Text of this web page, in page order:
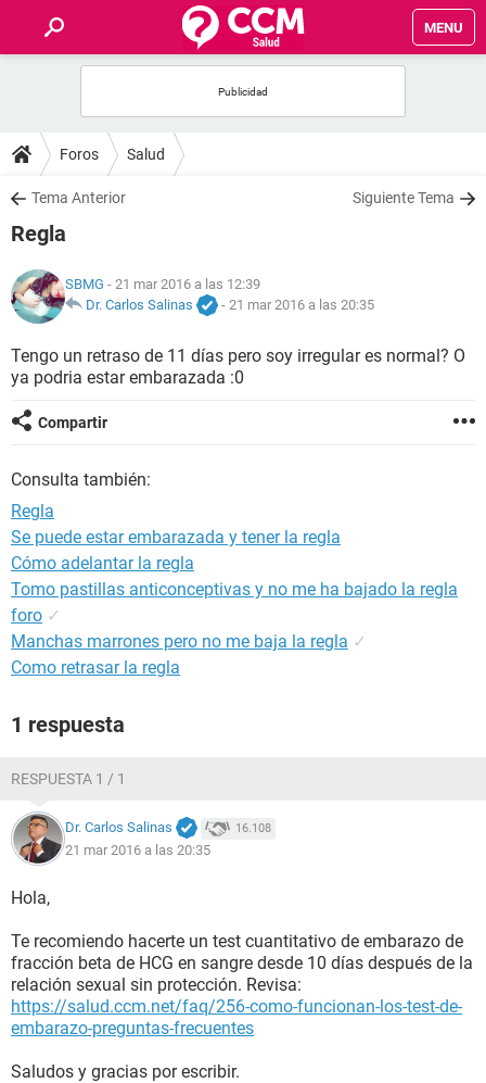
MENU
FOROS
SALUD
FAMILIA
NUTRICIÓN
BIENESTAR
SEXUALIDAD
GLOSARIO
Foros Salud
Tema Anterior Siguiente Tema
Regla
SBMG - 21 mar 2016 a las 12:39
Dr. Carlos Salinas
- 21 mar 2016 a las 20:35
Tengo un retraso de 11 días pero soy irregular es normal? O
ya podria estar embarazada :0
Compartir
Consulta también:
Regla
Se puede estar embarazada y tener la regla
Cómo adelantar la regla
Tomo pastillas anticonceptivas y no me ha bajado la regla
foro ✓
Manchas marrones pero no me baja la regla ✓
Como retrasar la regla
1 respuesta
RESPUESTA 1 / 1
Dr. Carlos Salinas 16.108
21 mar 2016 a las 20:35
Hola,
Te recomiendo hacerte un test cuantitativo de embarazo de
fracción beta de HCG en sangre desde 10 días después de la
relación sexual sin protección. Revisa:
https://salud.ccm.net/faq/256-como-funcionan-los-test-de-
embarazo-preguntas-frecuentes
Saludos y gracias por escribir.